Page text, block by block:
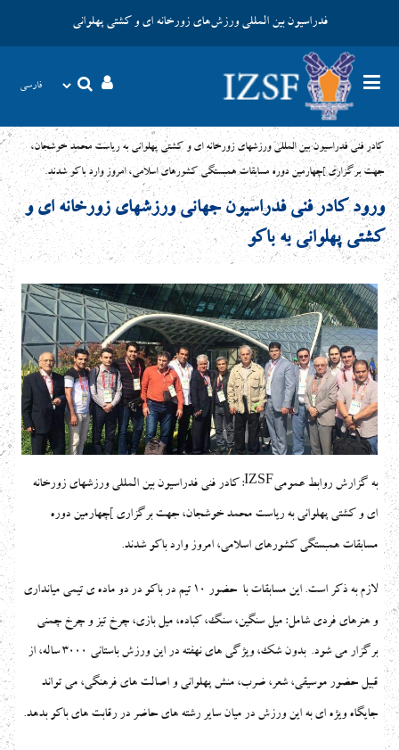
فدراسیون بین المللی ورزش‌های زورخانه ای و کشتی پهلوانی
کادر فنی فدراسیون بین المللی ورزشهای زورخانه ای و کشتی پهلوانی به ریاست محمد خوشجان،
جهت برگزاری ]چهارمین دوره مسابقات همبستگی کشورهای اسلامی، امروز وارد باکو شدند.
ورود کادر فنی فدراسیون جهانی ورزشهای زورخانه ای و
کشتی پهلوانی به باکو
به گزارش روابط عمومیIZSF: کادر فنی فدراسیون بین المللی ورزشهای زورخانه
ای و کشتی پهلوانی به ریاست محمد خوشجان، جهت برگزاری ]چهارمین دوره
مسابقات همبستگی کشورهای اسلامی، امروز وارد باکو شدند.
لازم به ذکر است. این مسابقات با حضور 10 تیم در باکو در دو ماده ی تیمی میانداری
و هنرهای فردی شامل: میل سنگین، سنگ، کباده، میل بازی، چرخ تیز و چرخ چمنی
برگزار می شود. بدون شک، ویژگی های نهفته در این ورزش باستانی 3000 ساله، از
قبیل حضور موسیقی، شعر، ضرب، منش پهلوانی و اصالت های فرهنگی، می تواند
جایگاه ویژه ای به این ورزش در میان سایر رشته­ های حاضر در رقابت های باکو بدهد.